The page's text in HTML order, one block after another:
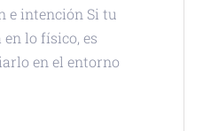
e intención Si tu
lo físico, es
en el entorno